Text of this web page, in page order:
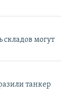
могут
танкер